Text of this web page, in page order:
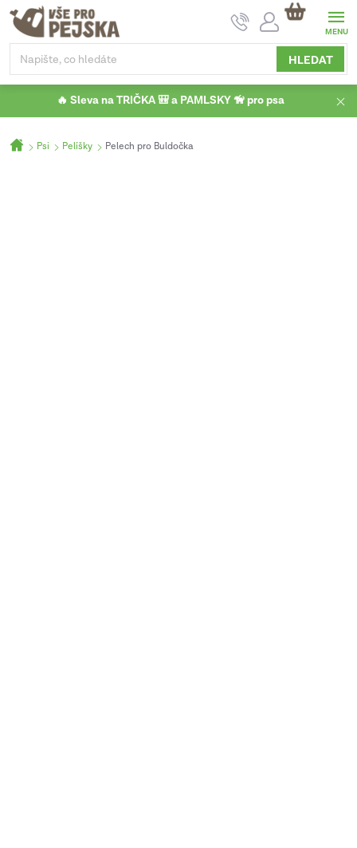
Přejít
obsah
HLEDAT
NÁKUPNÍ
KOŠÍK
🔥 Sleva na TRIČKA 🎒 a PAMLSKY 🦮 pro psa
Domů
Psi Pelíšky Pelech pro Buldočka